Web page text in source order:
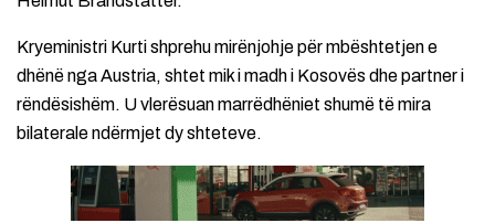
Kryeministri Kurti shprehu mirënjohje për mbështetjen e
dhënë nga Austria, shtet mik i madh i Kosovës dhe partner i
rëndësishëm. U vlerësuan marrëdhëniet shumë të mira
bilaterale ndërmjet dy shteteve.